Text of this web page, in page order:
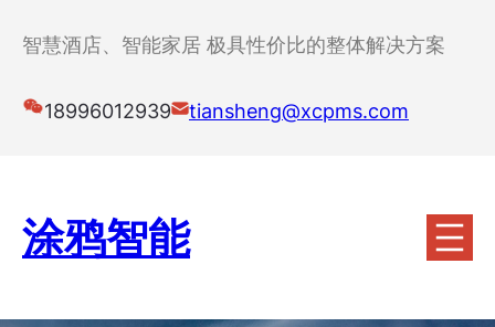
智慧酒店、智能家居 极具性价比的整体解决方案
18996012939 tiansheng@xcpms.com
涂鸦智能